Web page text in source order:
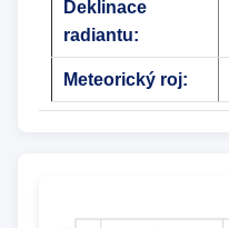
Deklinace
radiantu:
Meteorický roj: